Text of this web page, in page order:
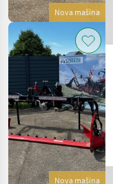
Nova mašina
Nova mašina